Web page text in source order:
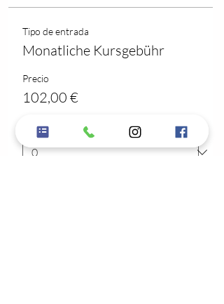
Tipo de entrada
Monatliche Kursgebühr
Precio
102,00 €
Cantidad